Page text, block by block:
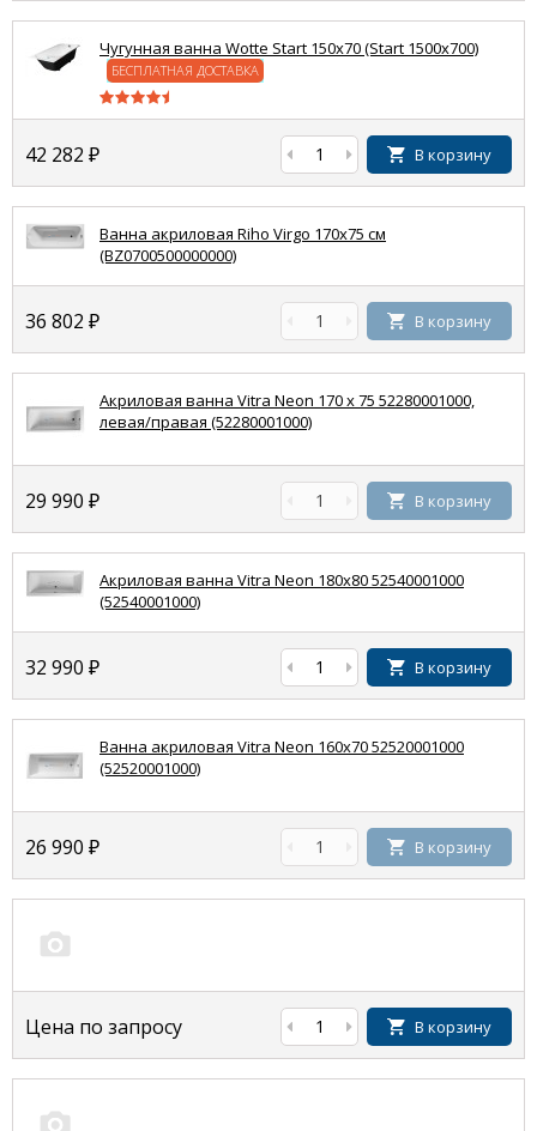
Чугунная ванна Wotte Start 150x70 (Start 1500x700)
БЕСПЛАТНАЯ ДОСТАВКА
42 282 ₽ В корзину
Ванна акриловая Riho Virgo 170x75 см
(BZ0700500000000)
36 802 ₽ В корзину
Акриловая ванна Vitra Neon 170 х 75 52280001000,
левая/правая (52280001000)
29 990 ₽ В корзину
Акриловая ванна Vitra Neon 180x80 52540001000
(52540001000)
32 990 ₽ В корзину
Ванна акриловая Vitra Neon 160x70 52520001000
(52520001000)
26 990 ₽ В корзину
Цена по запросу В корзину